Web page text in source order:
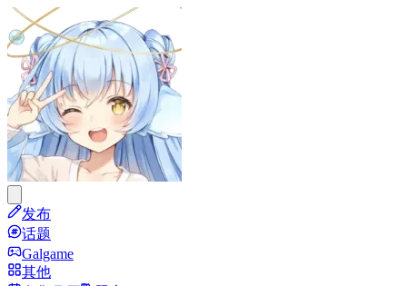
发布
话题
Galgame
其他